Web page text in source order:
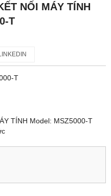
NỐI MÁY TÍNH
T
T
TÍNH Model: MSZ5000-T